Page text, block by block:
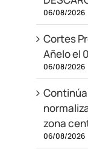
06/08/2026
Cortes
Añelo el
06/08/2026
zona
06/08/2026